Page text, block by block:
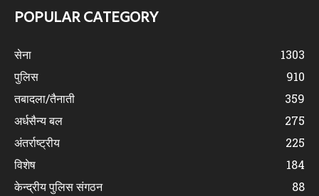
POPULAR CATEGORY
सेना
1303
पुलिस
910
तबादला/तैनाती
359
अर्धसैन्य बल
275
अंतर्राष्ट्रीय
225
विशेष
184
केन्द्रीय पुलिस संगठन
88